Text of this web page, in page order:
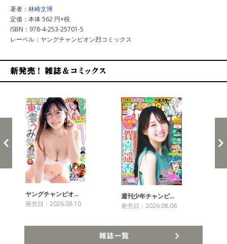
著者： 林崎文博
定価：本体 562 円+税
ISBN：978-4-253-25701-5
レーベル：ヤングチャンピオン烈コミックス
ヤングチャンピオ…
発売日：2026.08.10
週刊少年チャンピ…
発売日：2026.08.06